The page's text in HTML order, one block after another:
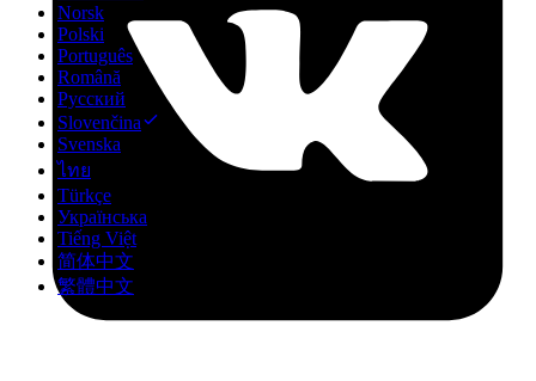
Norsk
Polski
Português
Română
Русский
Slovenčina
Svenska
ไทย
Türkçe
Українська
Tiếng Việt
简体中文
繁體中文